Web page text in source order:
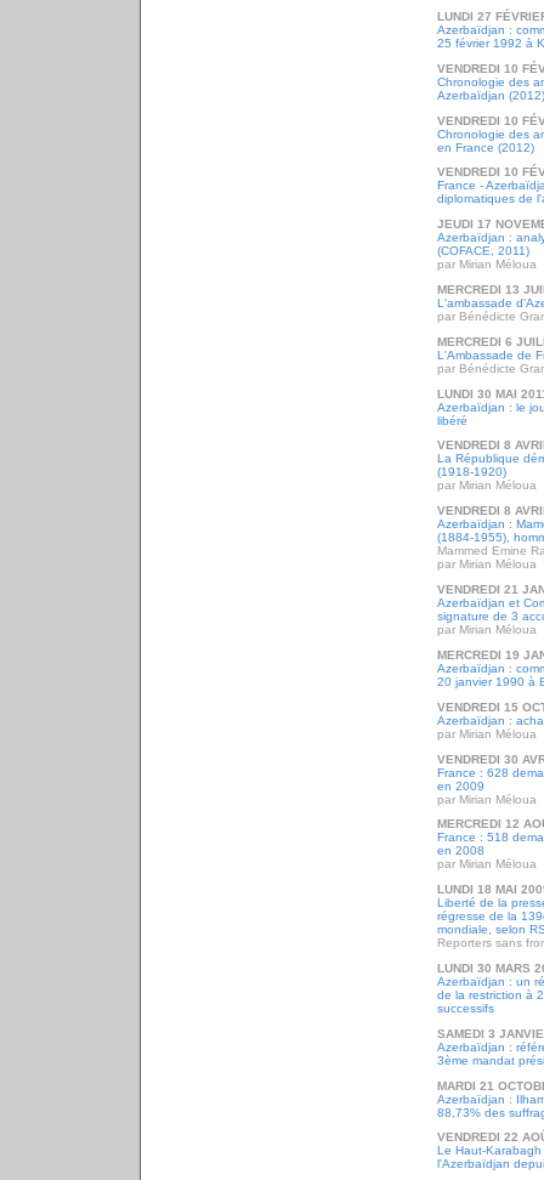
LUNDI 27
Azerbaïdjan :
25 février 1992 à
VENDREDI 10
Chronologie des
Azerbaïdjan (2012)
VENDREDI 10
Chronologie des
en France (2012)
VENDREDI 10
France -
diplomatiques de
JEUDI 17
Azerbaïdjan :
(COFACE, 2011)
par Mirian Méloua
MERCREDI 13
L'ambassade
par Bénédicte
MERCREDI 6
L'Ambassade de
par Bénédicte
LUNDI 30 MAI
Azerbaïdjan : le
libéré
VENDREDI 8
La République
(1918-1920)
par Mirian Méloua
VENDREDI 8
Azerbaïdjan :
(1884-1955),
Mammed Emine
par Mirian Méloua
VENDREDI 21
Azerbaïdjan et
signature de 3
par Mirian Méloua
MERCREDI 19
Azerbaïdjan :
20 janvier 1990 à
VENDREDI 15
Azerbaïdjan :
par Mirian Méloua
VENDREDI 30
France : 628
en 2009
par Mirian Méloua
MERCREDI 12
France : 518
en 2008
par Mirian Méloua
LUNDI 18 MAI
Liberté de la
régresse de la
mondiale, selon
Reporters sans
LUNDI 30 MARS
Azerbaïdjan : un
de la restriction à
successifs
SAMEDI 3
Azerbaïdjan :
3ème mandat
MARDI 21
Azerbaïdjan :
88,73% des
VENDREDI 22
Le Haut-
l'Azerbaïdjan